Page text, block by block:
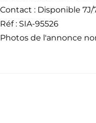
Contact : Disponible 7J/
Réf : SIA-95526